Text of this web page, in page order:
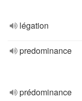
légation
predominance
prédominance